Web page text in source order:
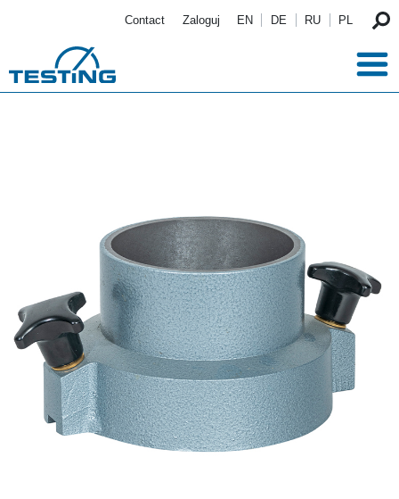
Contact Zaloguj EN DE RU PL